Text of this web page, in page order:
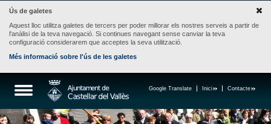
Ús de galetes
Aquest lloc utilitza galetes de tercers per poder millorar els nostres serveis a partir de
l'anàlisi de la teva navegació. Si continues navegant sense canviar la teva
configuració considerarem que acceptes la seva utilització.
Més informació sobre l'ús de les galetes
Contacte
Inici
Google Translate